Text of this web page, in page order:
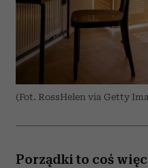
(Fot. RossHelen via Getty
Porządki to coś